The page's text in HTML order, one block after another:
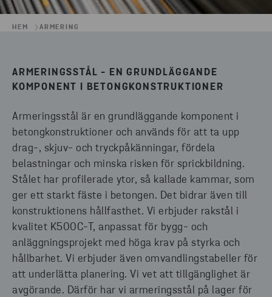
HEM ARMERING
ARMERINGSSTÅL - EN GRUNDLÄGGANDE
KOMPONENT I BETONGKONSTRUKTIONER
Armeringsstål är en grundläggande komponent i
betongkonstruktioner och används för att ta upp
drag-, skjuv- och tryckpåkänningar, fördela
belastningar och minska risken för sprickbildning.
Stålet har profilerade ytor, så kallade kammar, som
ger ett starkt fäste i betongen. Det bidrar även till
konstruktionens hållfasthet. Vi erbjuder rakstål i
kvalitet K500C-T, anpassat för bygg- och
anläggningsprojekt med höga krav på styrka och
hållbarhet. Vi erbjuder även omvandlingstabeller för
att underlätta planering. Vi vet att tillgänglighet är
avgörande. Därför har vi armeringsstål på lager för